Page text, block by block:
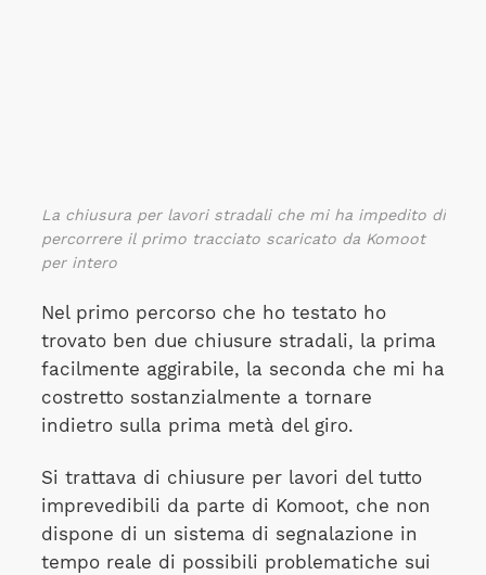
La chiusura per lavori stradali che mi ha impedito di
percorrere il primo tracciato scaricato da Komoot
per intero
Nel primo percorso che ho testato ho
trovato ben due chiusure stradali, la prima
facilmente aggirabile, la seconda che mi ha
costretto sostanzialmente a tornare
indietro sulla prima metà del giro.
Si trattava di chiusure per lavori del tutto
imprevedibili da parte di Komoot, che non
dispone di un sistema di segnalazione in
tempo reale di possibili problematiche sui